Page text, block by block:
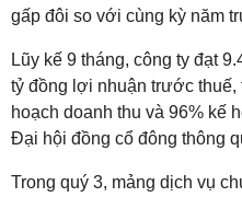
gấp đôi so với cùng kỳ năm
Lũy kế 9 tháng, công ty đạt
tỷ đồng lợi nhuận trước
hoạch doanh thu và 96% kế
Đại hội đồng cổ đông thông
Trong quý 3, mảng dịch vụ